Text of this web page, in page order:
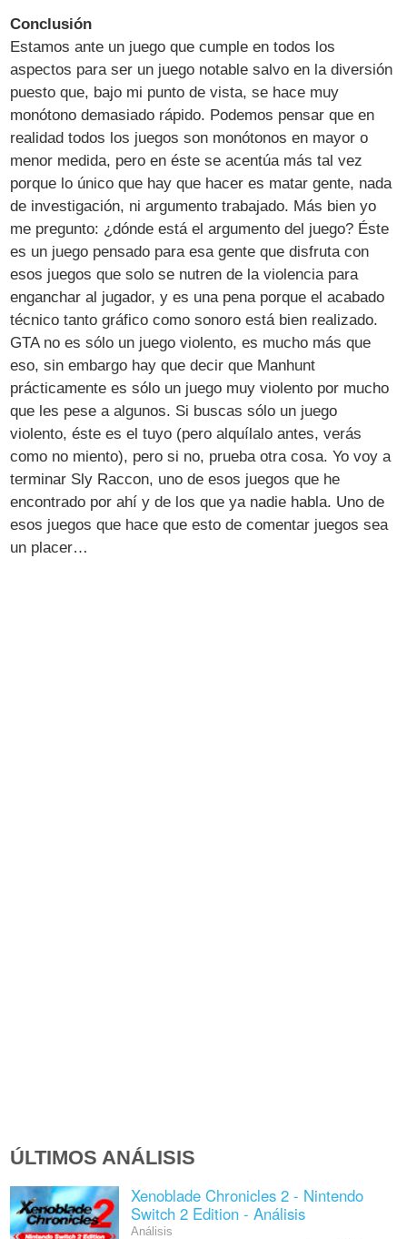
Conclusión
Estamos ante un juego que cumple en todos los
aspectos para ser un juego notable salvo en la diversión
puesto que, bajo mi punto de vista, se hace muy
monótono demasiado rápido. Podemos pensar que en
realidad todos los juegos son monótonos en mayor o
menor medida, pero en éste se acentúa más tal vez
porque lo único que hay que hacer es matar gente, nada
de investigación, ni argumento trabajado. Más bien yo
me pregunto: ¿dónde está el argumento del juego? Éste
es un juego pensado para esa gente que disfruta con
esos juegos que solo se nutren de la violencia para
enganchar al jugador, y es una pena porque el acabado
técnico tanto gráfico como sonoro está bien realizado.
GTA no es sólo un juego violento, es mucho más que
eso, sin embargo hay que decir que Manhunt
prácticamente es sólo un juego muy violento por mucho
que les pese a algunos. Si buscas sólo un juego
violento, éste es el tuyo (pero alquílalo antes, verás
como no miento), pero si no, prueba otra cosa. Yo voy a
terminar Sly Raccon, uno de esos juegos que he
encontrado por ahí y de los que ya nadie habla. Uno de
esos juegos que hace que esto de comentar juegos sea
un placer…
ÚLTIMOS ANÁLISIS
Xenoblade Chronicles 2 - Nintendo
Switch 2 Edition - Análisis
Análisis